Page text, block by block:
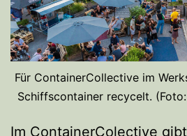
Für ContainerCollective im
Schiffscontainer recycelt. (Foto:
Im ContainerColective